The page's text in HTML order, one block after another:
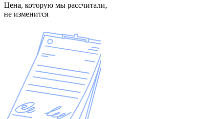
Цена, которую мы рассчитали,
не изменится